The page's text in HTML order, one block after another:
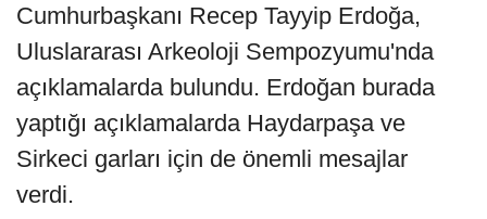
Cumhurbaşkanı Recep Tayyip Erdoğa,
Uluslararası Arkeoloji Sempozyumu'nda
açıklamalarda bulundu. Erdoğan burada
yaptığı açıklamalarda Haydarpaşa ve
Sirkeci garları için de önemli mesajlar
verdi.